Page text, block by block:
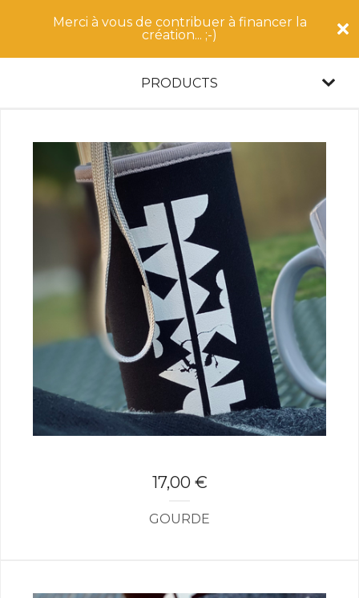
Merci à vous de contribuer à financer la
création... ;-)
PRODUCTS
17,00 €
GOURDE